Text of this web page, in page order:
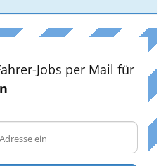
Jobs per Mail für